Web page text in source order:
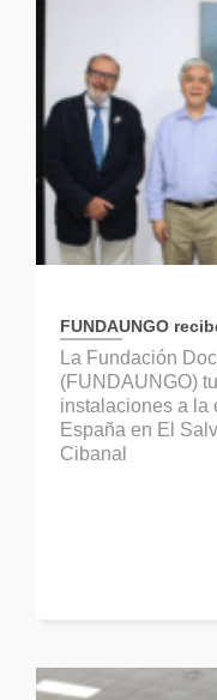
FUNDAUNGO
La Fundación
(FUNDAUNGO)
instalaciones a la
España en El
Cibanal